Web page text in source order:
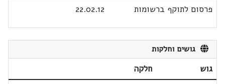
פרסום לתוקף ברשומות
22.02.12
גושים וחלקות
גוש
חלקה